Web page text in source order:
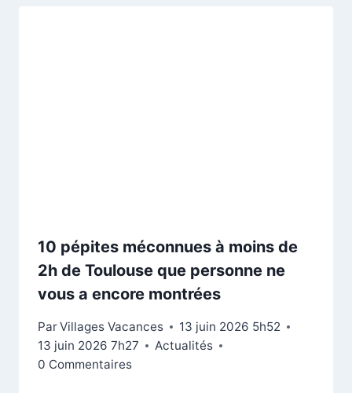
10 pépites méconnues à moins de
2h de Toulouse que personne ne
vous a encore montrées
ParVillages Vacances
13 juin 2026 5h52
13 juin 2026 7h27
Actualités
0 Commentaires